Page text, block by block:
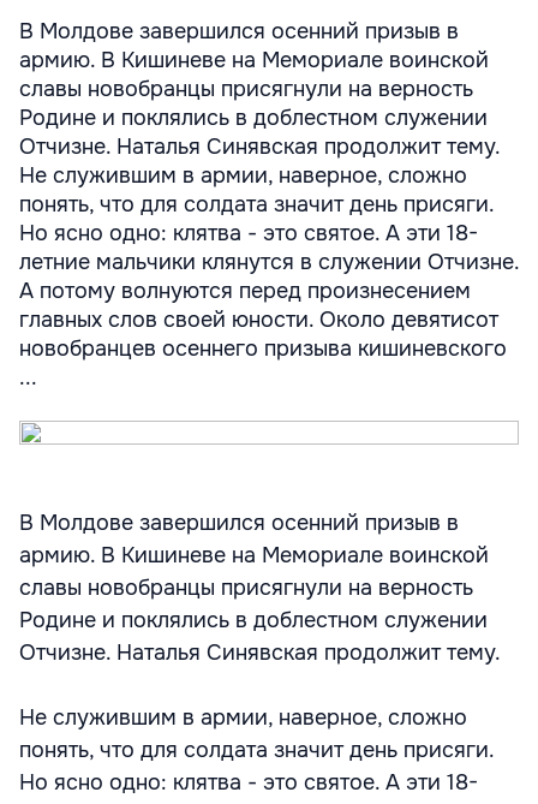
В Молдове завершился осенний призыв в
армию. В Кишиневе на Мемориале воинской
славы новобранцы присягнули на верность
Родине и поклялись в доблестном служении
Отчизне. Наталья Синявская продолжит тему.
Не служившим в армии, наверное, сложно
понять, что для солдата значит день присяги.
Но ясно одно: клятва - это святое. А эти 18-
летние мальчики клянутся в служении Отчизне.
А потому волнуются перед произнесением
главных слов своей юности. Около девятисот
новобранцев осеннего призыва кишиневского
...
В Молдове завершился осенний призыв в
армию. В Кишиневе на Мемориале воинской
славы новобранцы присягнули на верность
Родине и поклялись в доблестном служении
Отчизне. Наталья Синявская продолжит тему.
Не служившим в армии, наверное, сложно
понять, что для солдата значит день присяги.
Но ясно одно: клятва - это святое. А эти 18-